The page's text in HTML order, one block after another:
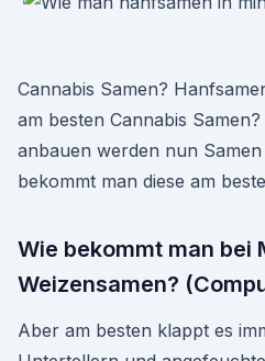
Cannabis Samen?
am besten Cannabis
anbauen werden nun
bekommt man diese am
Wie bekommt man bei
Weizensamen?
Aber am besten klappt es